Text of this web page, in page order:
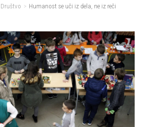
Društvo Humanost se uči iz dela, ne iz reči